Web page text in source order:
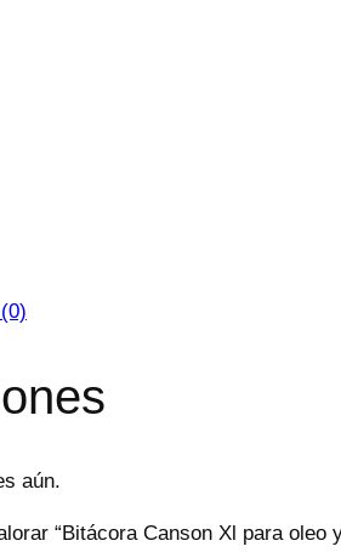
aún.
“Bitácora Canson Xl para oleo